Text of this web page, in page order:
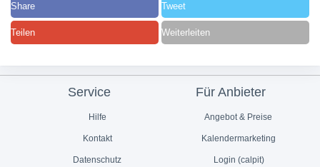
Share Tweet
Teilen Weiterleiten
Service
Hilfe
Kontakt
Datenschutz
Für Anbieter
Angebot & Preise
Kalendermarketing
Login (calpit)